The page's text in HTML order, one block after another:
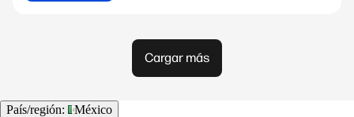
Cargar más
País/región:
México